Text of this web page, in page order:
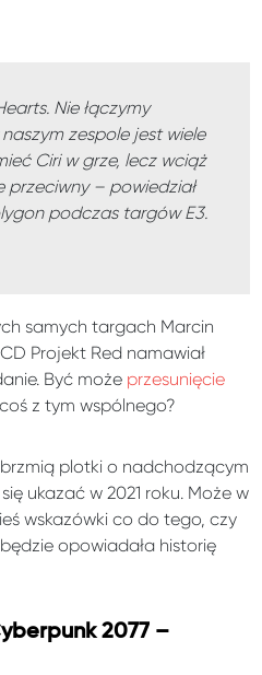
Nie łączymy
zespole jest wiele
Ciri w grze, lecz wciąż
przeciwny – powiedział
podczas targów E3.
samych targach Marcin
Projekt Red namawiał
Być może przesunięcie
z tym wspólnego?
plotki o nadchodzącym
ukazać w 2021 roku. Może w
wskazówki co do tego, czy
opowiadała historię
2077 –